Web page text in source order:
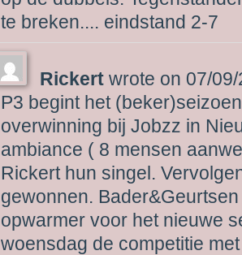
te breken.... eindstand 2-7
Rickertwrote on 07/
P3 begint het
overwinning bij Jobzz in
ambiance ( 8 mensen
Rickert hun singel.
gewonnen.
opwarmer voor het nieuwe
woensdag de competitie